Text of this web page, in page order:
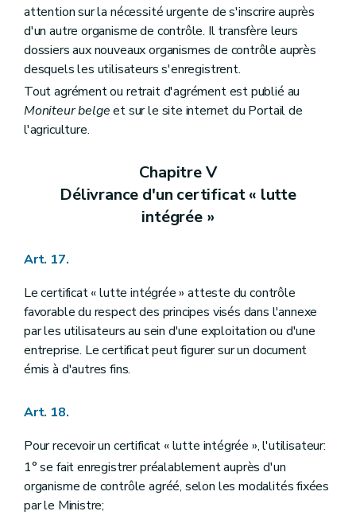
attention sur la nécessité urgente de s'inscrire auprès
d'un autre organisme de contrôle. Il transfère leurs
dossiers aux nouveaux organismes de contrôle auprès
desquels les utilisateurs s'enregistrent.
Tout agrément ou retrait d'agrément est publié au
Moniteur belgeet sur le site internet du Portail de
l'agriculture.
Chapitre V
Délivrance d'un certificat « lutte
intégrée »
Art. 17.
Le certificat « lutte intégrée » atteste du contrôle
favorable du respect des principes visés dans l'annexe
par les utilisateurs au sein d'une exploitation ou d'une
entreprise. Le certificat peut figurer sur un document
émis à d'autres fins.
Art. 18.
Pour recevoir un certificat « lutte intégrée », l'utilisateur:
1° se fait enregistrer préalablement auprès d'un
organisme de contrôle agréé, selon les modalités fixées
par le Ministre;